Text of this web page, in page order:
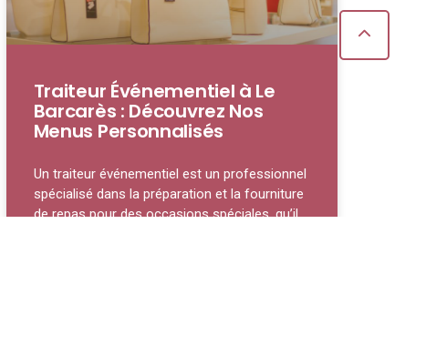
Traiteur Événementiel à Le
Barcarès : Découvrez Nos
Menus Personnalisés
Un traiteur événementiel est un professionnel
spécialisé dans la préparation et la fourniture
de repas pour des occasions spéciales, qu’il